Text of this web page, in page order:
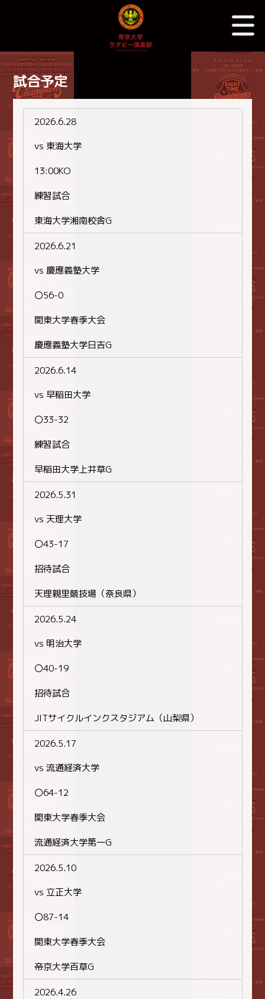
試合予定
2026.6.28
vs 東海大学
13:00KO
練習試合
東海大学湘南校舎G
2026.6.21
vs 慶應義塾大学
〇56-0
関東大学春季大会
慶應義塾大学日吉G
2026.6.14
vs 早稲田大学
〇33-32
練習試合
早稲田大学上井草G
2026.5.31
vs 天理大学
〇43-17
招待試合
天理親里競技場（奈良県）
2026.5.24
vs 明治大学
〇40-19
招待試合
JITサイクルインクスタジアム（山梨県）
2026.5.17
vs 流通経済大学
〇64-12
関東大学春季大会
流通経済大学第一G
2026.5.10
vs 立正大学
〇87-14
関東大学春季大会
帝京大学百草G
2026.4.26